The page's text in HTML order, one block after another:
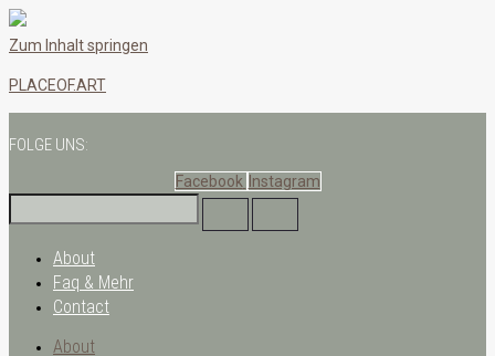
Zum Inhalt springen
PLACEOF.ART
FOLGE UNS:
Facebook Instagram
About
Faq & Mehr
Contact
About